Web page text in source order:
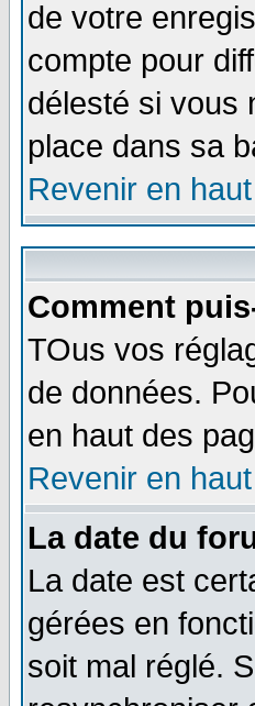
de votre
compte pour
délesté si vous
place dans sa
Revenir en haut
Comment
TOus vos
de données.
en haut des
Revenir en haut
La date du
La date est
gérées en
soit mal réglé.